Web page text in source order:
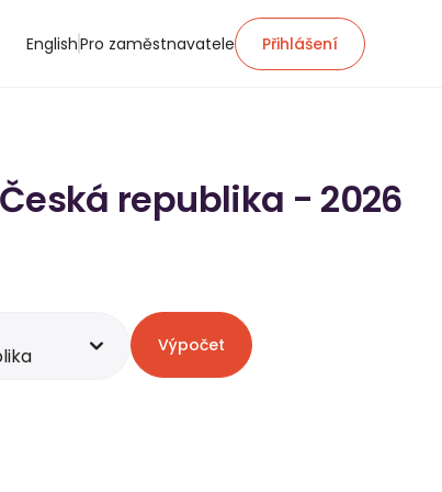
EnglishPro zaměstnavatele Přihlášení
republika - 2026
Výpočet